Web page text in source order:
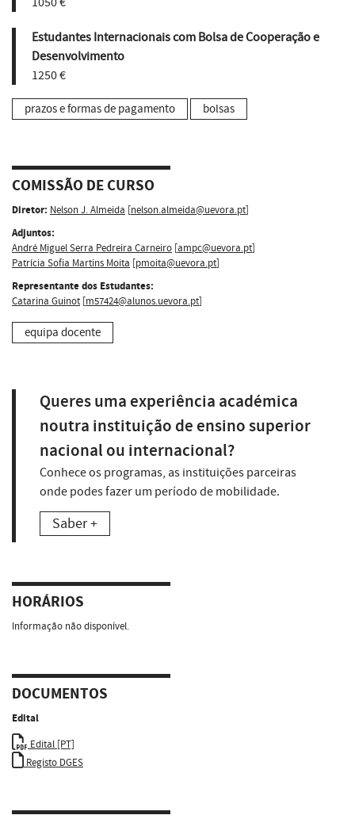
Estudantes Internacionais com Bolsa de Cooperação e
Desenvolvimento
1250 €
prazos e formas de pagamento bolsas
COMISSÃO DE CURSO
Diretor: Nelson J. Almeida [nelson.almeida@uevora.pt]
Adjuntos:
André Miguel Serra Pedreira Carneiro [ampc@uevora.pt]
Patrícia Sofia Martins Moita [pmoita@uevora.pt]
Representante dos Estudantes:
Catarina Guinot[m57424@alunos.uevora.pt]
equipa docente
Queres uma experiência académica
noutra instituição de ensino superior
nacional ou internacional?
Conhece os programas, as instituições parceiras
onde podes fazer um período de mobilidade.
Saber +
HORÁRIOS
Informação não disponível.
DOCUMENTOS
Edital
Edital [PT]
Registo DGES